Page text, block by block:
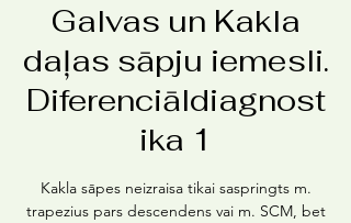
Galvas un Kakla
daļas sāpju iemesli.
Diferenciāldiagnost
ika 1
Kakla sāpes neizraisa tikai saspringts m.
trapezius pars descendens vai m. SCM, bet